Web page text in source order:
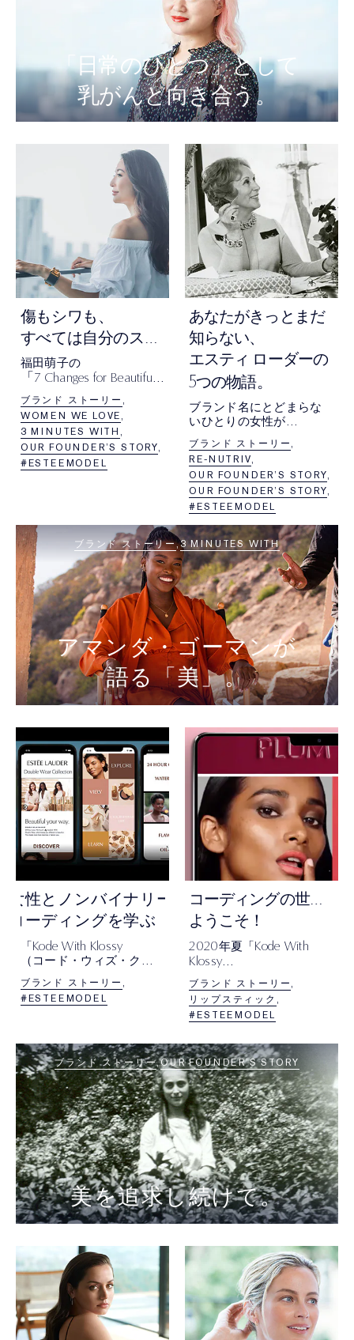
「日常のひとつ」として
乳がんと向き合う。
傷もシワも、
すべては自分のストーリー。
福田萌子の
「7 Changes for Beautiful
Tomorrow」
ブランド ストーリー
WOMEN WE LOVE
3 MINUTES WITH
OUR FOUNDER’S STORY
#ESTEEMODEL
あなたがきっとまだ
知らない、
エスティ ローダーの
5つの物語。
ブランド名にとどまらな
いひとりの女性が
ブランド ストーリー
RE-NUTRIV
OUR FOUNDER’S STORY
OUR FOUNDER’S STORY
#ESTEEMODEL
アマンダ・ゴーマンが
語る「美」。
ブランド ストーリー 3 MINUTES WITH
女性とノンバイナリーの学生が
コーディングを学ぶ
「 Kode With Klossy
（コード・ウィズ・クロ
サマーキャンプレポー
ト。
デザインに込められた思
考をのぞいてみよう
ブランド ストーリー
#ESTEEMODEL
コ
ーディングの世界に、
ようこそ！
2020年夏「 Kode With
Klossy
ッシー）」と
エスティ ローダー初の
コーディングチャレン
ブランド ストーリー
リップスティック
#ESTEEMODEL
美を追求し続けて。
ブランド ストーリー OUR FOUNDER’S STORY